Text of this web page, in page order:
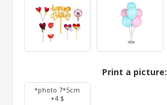
Print a picture:
*photo 7*5cm
+4 $